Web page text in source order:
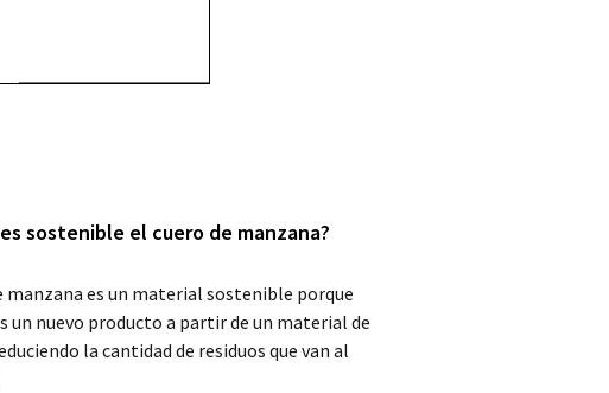
sostenible el cuero de manzana?
manzana es un material sostenible porque
un nuevo producto a partir de un material de
la cantidad de residuos que van al